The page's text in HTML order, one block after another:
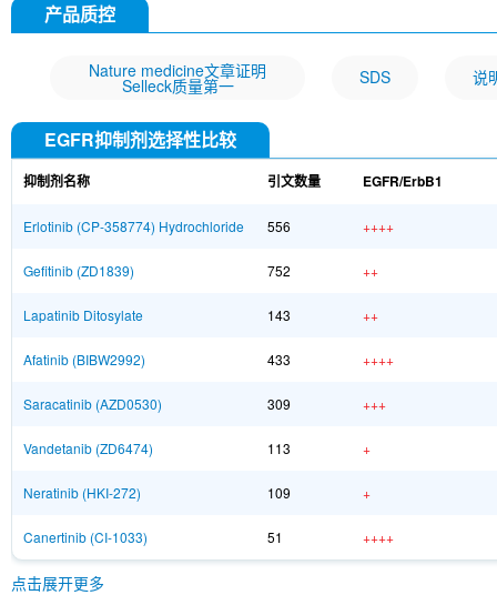
产品质控
Nature medicine文章证明
Selleck质量第一 SDS 说
EGFR抑制剂选择性比较
抑制剂名称 引文数量 EGFR/ErbB1
Erlotinib (CP-358774) Hydrochloride 556 ++++
Gefitinib (ZD1839) 752 ++
Lapatinib Ditosylate 143 ++
Afatinib (BIBW2992) 433 ++++
Saracatinib (AZD0530) 309 +++
Vandetanib (ZD6474) 113 +
Neratinib (HKI-272) 109 +
Canertinib (CI-1033) 51 ++++
点击展开更多